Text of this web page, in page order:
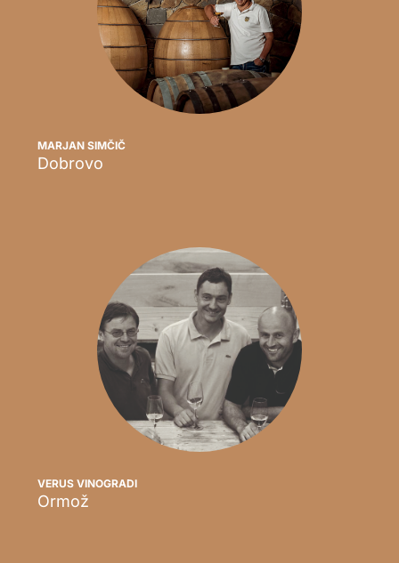
MARJAN SIMČIČ
Dobrovo
VERUS VINOGRADI
Ormož